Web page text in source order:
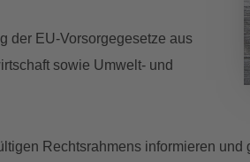
der EU-Vorsorgegesetze aus
sowie Umwelt- und
Rechtsrahmens informieren